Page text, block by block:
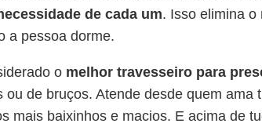
de cada um. Isso elimina o
a pessoa dorme.
o melhor travesseiro para
ou de bruços. Atende desde quem ama
mais baixinhos e macios. E acima de